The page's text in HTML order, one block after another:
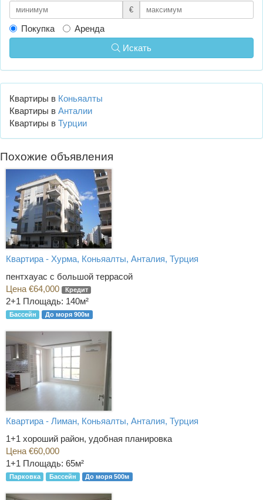
€
Покупка
Аренда
Искать
Квартиры в Коньяалты
Квартиры в Анталии
Квартиры в Турции
Похожие объявления
Квартира - Хурма, Коньяалты, Анталия, Турция
пентхауас с большой террасой
Цена €64,000
Кредит
2+1 Площадь: 140м²
Бассейн До моря 900м
Квартира - Лиман, Коньяалты, Анталия, Турция
1+1 хороший район, удобная планировка
Цена €60,000
1+1 Площадь: 65м²
Парковка Бассейн До моря 500м